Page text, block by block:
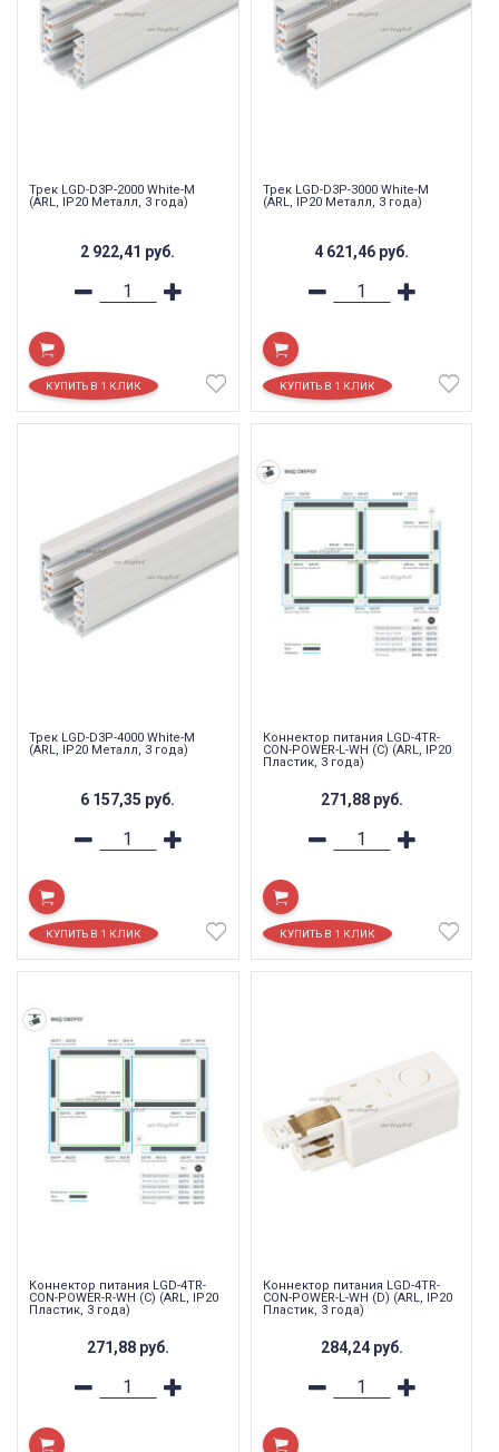
Трек LGD-D3P-2000 White-M
(ARL, IP20 Металл, 3 года)
2 922,41 руб.
Трек LGD-D3P-3000 White-M
(ARL, IP20 Металл, 3 года)
4 621,46 руб.
Трек LGD-D3P-4000 White-M
(ARL, IP20 Металл, 3 года)
6 157,35 руб.
Коннектор питания LGD-4TR-
CON-POWER-L-WH (C) (ARL, IP20
Пластик, 3 года)
271,88 руб.
Коннектор питания LGD-4TR-
CON-POWER-R-WH (C) (ARL, IP20
Пластик, 3 года)
271,88 руб.
Коннектор питания LGD-4TR-
CON-POWER-L-WH (D) (ARL, IP20
Пластик, 3 года)
284,24 руб.